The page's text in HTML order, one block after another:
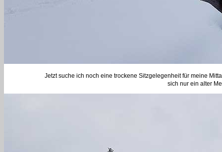
Jetzt suche ich noch eine trockene Sitzgelegenheit für meine
sich nur ein alter